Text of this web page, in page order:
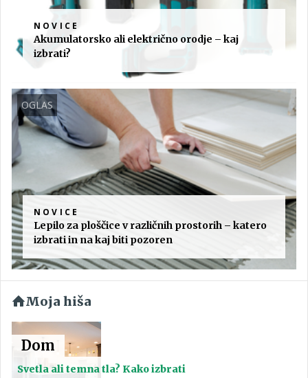
NOVICE
Akumulatorsko ali električno orodje – kaj
izbrati?
OGLAS
NOVICE
Lepilo za ploščice v različnih prostorih – katero
izbrati in na kaj biti pozoren
Moja hiša
Dom
Svetla ali temna tla? Kako izbrati